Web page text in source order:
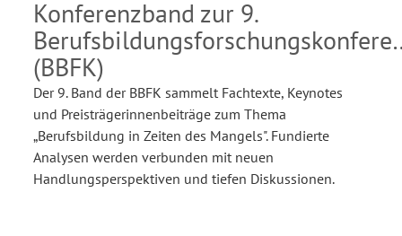
Konferenzband zur 9.
(BBFK)
Der 9. Band der BBFK sammelt Fachtexte, Keynotes
und Preisträgerinnenbeiträge zum Thema
„Berufsbildung in Zeiten des Mangels". Fundierte
Analysen werden verbunden mit neuen
Handlungsperspektiven und tiefen Diskussionen.